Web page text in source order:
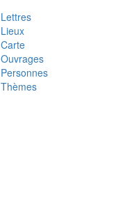
Lettres
Lieux
Carte
Ouvrages
Personnes
Thèmes